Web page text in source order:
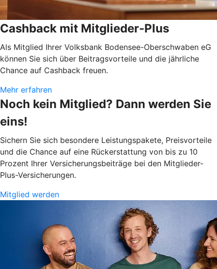
Cashback mit Mitglieder-Plus
Als Mitglied Ihrer Volksbank Bodensee-Oberschwaben eG
können Sie sich über Beitragsvorteile und die jährliche
Chance auf Cashback freuen.
Mehr erfahren
Noch kein Mitglied? Dann werden Sie
eins!
Sichern Sie sich besondere Leistungspakete, Preisvorteile
und die Chance auf eine Rückerstattung von bis zu 10
Prozent Ihrer Versicherungsbeiträge bei den Mitglieder-
Plus-Versicherungen.
Mitglied werden